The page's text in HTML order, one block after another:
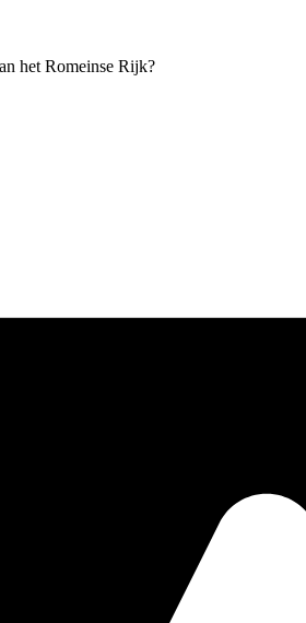
het Romeinse Rijk?